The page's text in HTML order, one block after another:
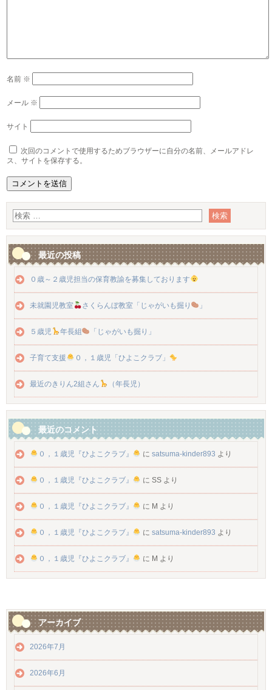
名前 ※
メール ※
サイト
次回のコメントで使用するためブラウザーに自分の名前、メールアドレ
ス、サイトを保存する。
最近の投稿
０歳～２歳児担当の保育教諭を募集しております
未就園児教室 さくらんぼ教室「じゃがいも掘り 」
５歳児 年長組 「じゃがいも掘り」
子育て支援 ０，１歳児「ひよこクラブ」
最近のきりん2組さん （年長児）
最近のコメント
０，１歳児『ひよこクラブ』 にsatsuma-kinder893 より
０，１歳児『ひよこクラブ』 にSS より
０，１歳児『ひよこクラブ』 に M より
０，１歳児『ひよこクラブ』 にsatsuma-kinder893 より
０，１歳児『ひよこクラブ』 に M より
アーカイブ
2026年7月
2026年6月